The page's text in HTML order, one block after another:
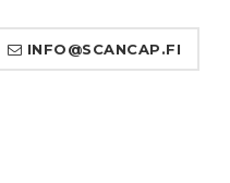
INFO@SCANCAP.FI